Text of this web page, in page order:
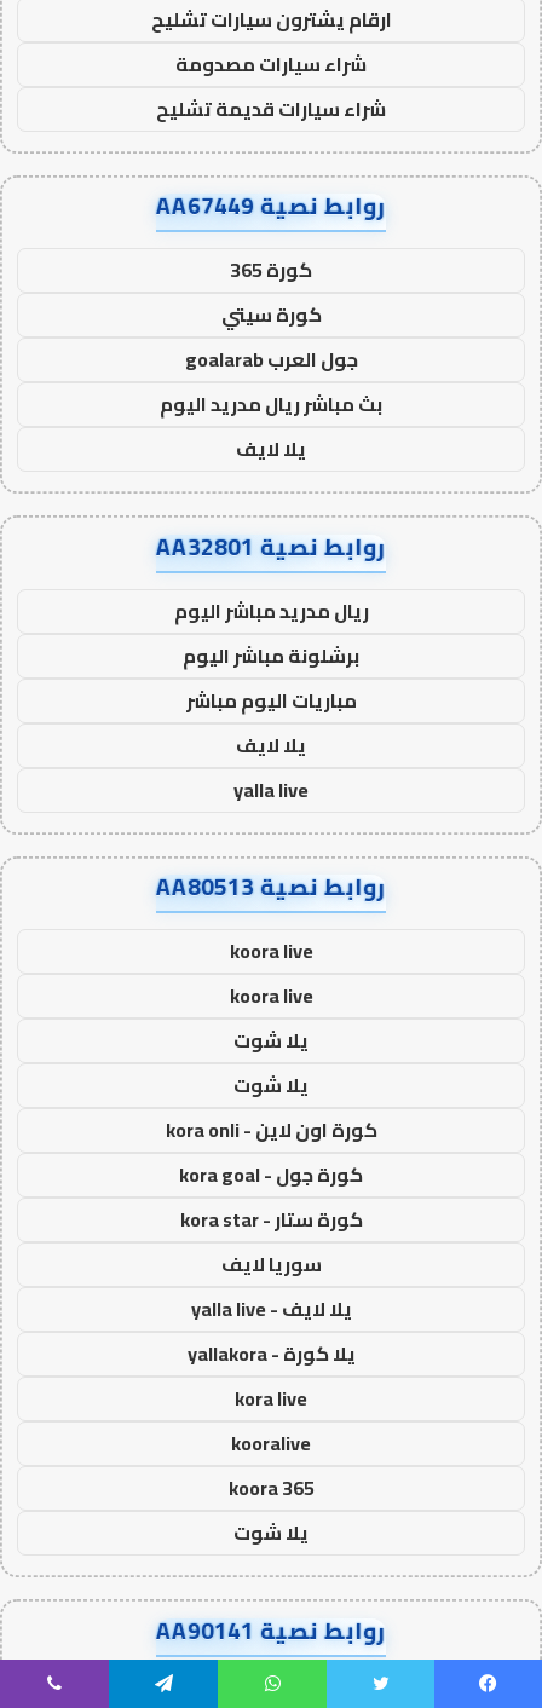
ارقام يشترون سيارات تشليح
شراء سيارات مصدومة
شراء سيارات قديمة تشليح
روابط نصية AA67449
كورة 365
كورة سيتي
جول العرب goalarab
بث مباشر ريال مدريد اليوم
يلا لايف
روابط نصية AA32801
ريال مدريد مباشر اليوم
برشلونة مباشر اليوم
مباريات اليوم مباشر
يلا لايف
yalla live
روابط نصية AA80513
koora live
koora live
يلا شوت
يلا شوت
كورة اون لاين - kora onli
كورة جول - kora goal
كورة ستار - kora star
سوريا لايف
يلا لايف - yalla live
يلا كورة - yallakora
kora live
kooralive
koora 365
يلا شوت
روابط نصية AA90141
يلا شوت